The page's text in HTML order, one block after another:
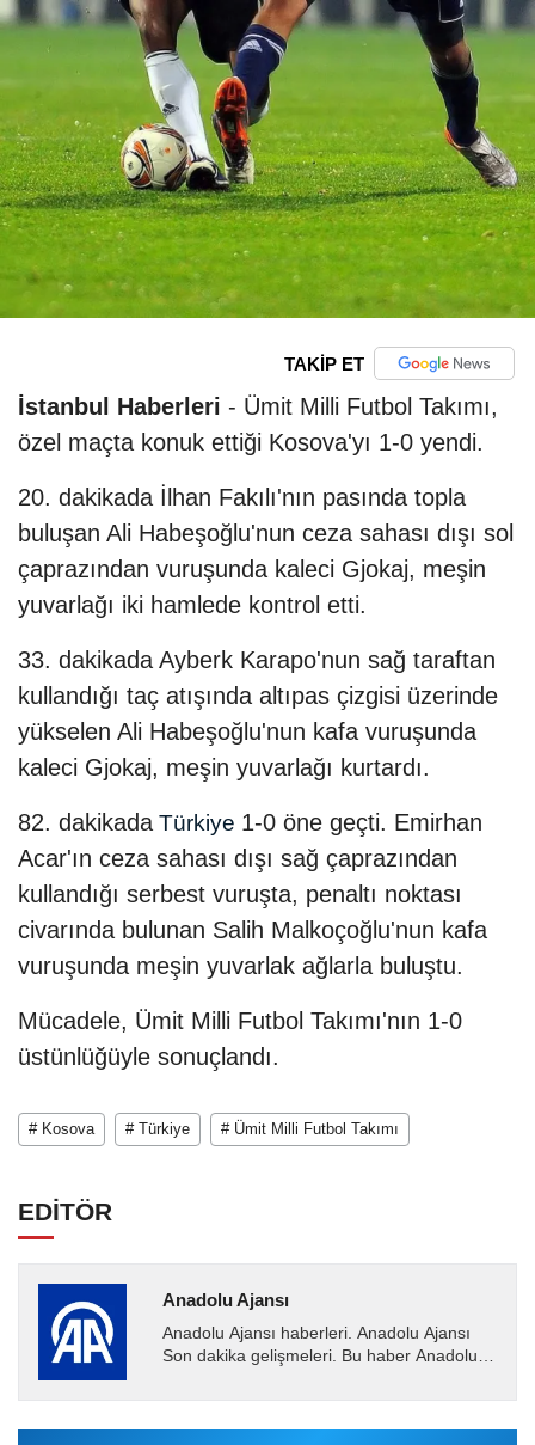
TAKİP ET
İstanbul Haberleri - Ümit Milli Futbol Takımı,
özel maçta konuk ettiği Kosova'yı 1-0 yendi.
20. dakikada İlhan Fakılı'nın pasında topla
buluşan Ali Habeşoğlu'nun ceza sahası dışı sol
çaprazından vuruşunda kaleci Gjokaj, meşin
yuvarlağı iki hamlede kontrol etti.
33. dakikada Ayberk Karapo'nun sağ taraftan
kullandığı taç atışında altıpas çizgisi üzerinde
yükselen Ali Habeşoğlu'nun kafa vuruşunda
kaleci Gjokaj, meşin yuvarlağı kurtardı.
82. dakikadaTürkiye 1-0 öne geçti. Emirhan
Acar'ın ceza sahası dışı sağ çaprazından
kullandığı serbest vuruşta, penaltı noktası
civarında bulunan Salih Malkoçoğlu'nun kafa
vuruşunda meşin yuvarlak ağlarla buluştu.
Mücadele, Ümit Milli Futbol Takımı'nın 1-0
üstünlüğüyle sonuçlandı.
# Kosova # Türkiye # Ümit Milli Futbol Takımı
EDİTÖR
Anadolu Ajansı
Anadolu Ajansı haberleri. Anadolu Ajansı
Son dakika gelişmeleri. Bu haber Anadolu
Ajansı tarafından...